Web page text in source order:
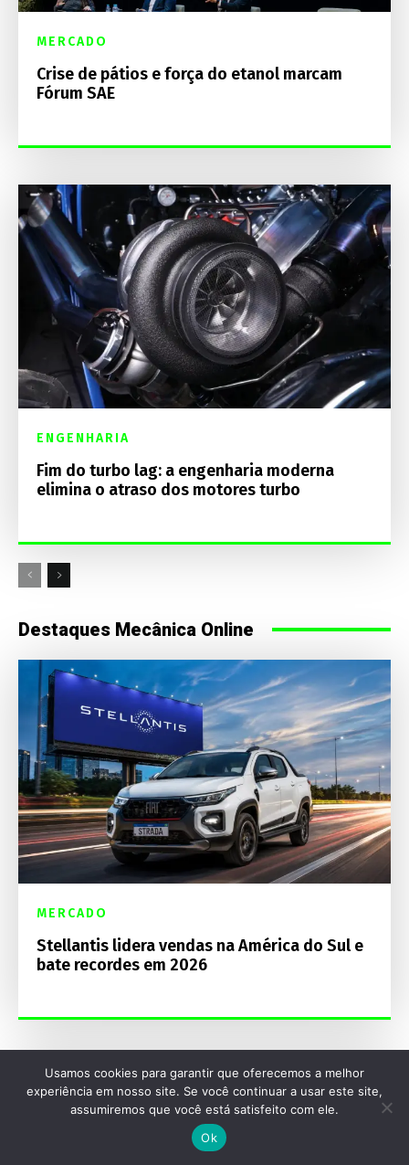
MERCADO
Crise de pátios e força do etanol marcam
Fórum SAE
ENGENHARIA
Fim do turbo lag: a engenharia moderna
elimina o atraso dos motores turbo
Destaques Mecânica Online
MERCADO
Stellantis lidera vendas na América do Sul e
bate recordes em 2026
Usamos cookies para garantir que oferecemos a melhor
experiência em nosso site. Se você continuar a usar este site,
assumiremos que você está satisfeito com ele.
Ok